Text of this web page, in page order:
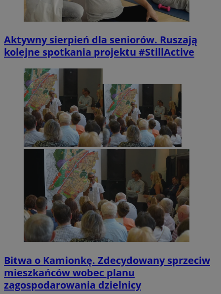
Aktywny sierpień dla seniorów. Ruszają
kolejne spotkania projektu #StillActive
Bitwa o Kamionkę. Zdecydowany sprzeciw
mieszkańców wobec planu
zagospodarowania dzielnicy